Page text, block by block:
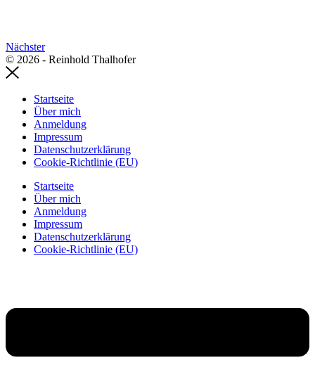
Nächster
© 2026 - Reinhold Thalhofer
Startseite
Über mich
Anmeldung
Impressum
Datenschutzerklärung
Cookie-Richtlinie (EU)
Startseite
Über mich
Anmeldung
Impressum
Datenschutzerklärung
Cookie-Richtlinie (EU)